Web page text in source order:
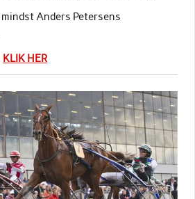
Anders Petersens
KLIK HER